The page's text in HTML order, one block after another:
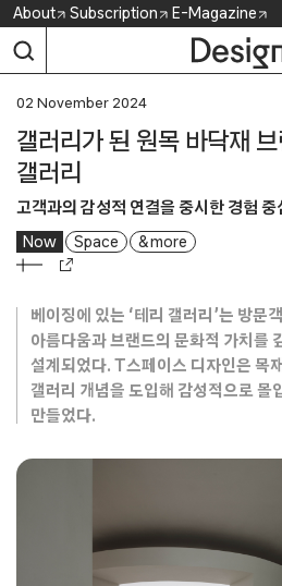
Skip
content
About Subscription E-Magazine
02 November 2024
갤러리가 된 원목 바닥재
갤러리
고객과의 감성적 연결을 중시한 경험 중
Now Space & more
베이징에 있는 ‘테리 갤러리’는 방문
아름다움과 브랜드의 문화적 가치를
설계되었다. T스페이스 디자인은 목
갤러리 개념을 도입해 감성적으로 몰
만들었다.